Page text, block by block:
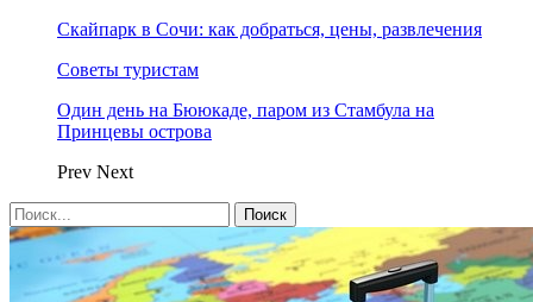
Скайпарк в Сочи: как добраться, цены, развлечения
Советы туристам
Один день на Бююкаде, паром из Стамбула на
Принцевы острова
Prev Next